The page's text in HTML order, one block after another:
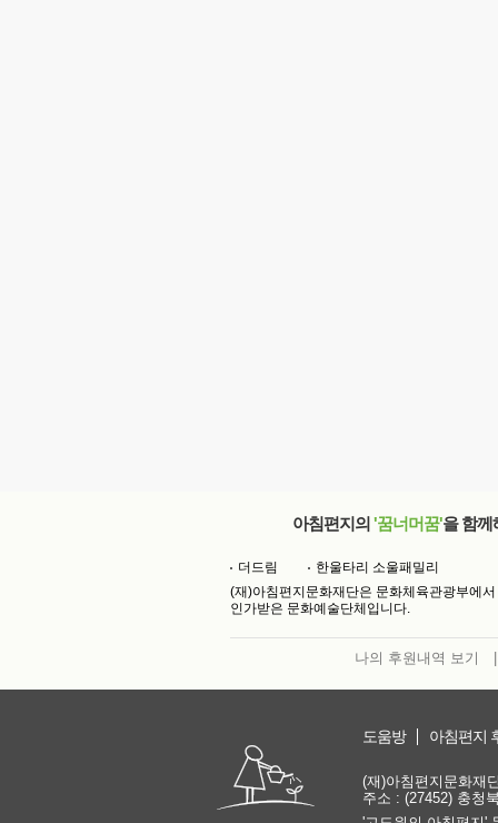
아침편지의 '꿈너머꿈'을 함께
더드림
한울타리 소울패밀리
(재)아침편지문화재단은 문화체육관광부에서
인가받은 문화예술단체입니다.
나의 후원내역 보기
도움방 아침편지
(재)아침편지문화재
주소 : (27452) 충청